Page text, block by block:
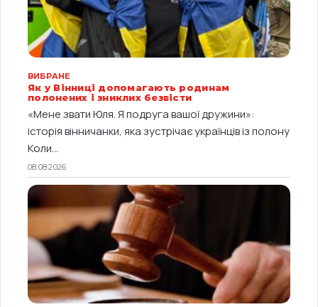
ВИБРАНЕ
Як у Вінниці допомагають родинам
полонених і зниклих безвісти
«Мене звати Юля. Я подруга вашої дружини»:
історія вінничанки, яка зустрічає українців із полону
Коли...
08.08.2026